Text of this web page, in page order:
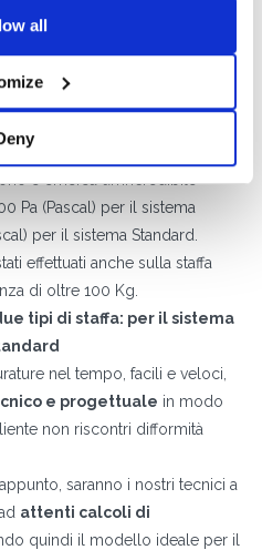
all
pesi applicati.
è emersa un’incredibile
Pa (Pascal) per il sistema
per il sistema Standard.
effettuati anche sulla staffa
di oltre 100 Kg.
tipi di staffa: per il sistema
nel tempo, facili e veloci,
e progettuale in modo
non riscontri difformità
saranno i nostri tecnici a
attenti calcoli di
quindi il modello ideale per il